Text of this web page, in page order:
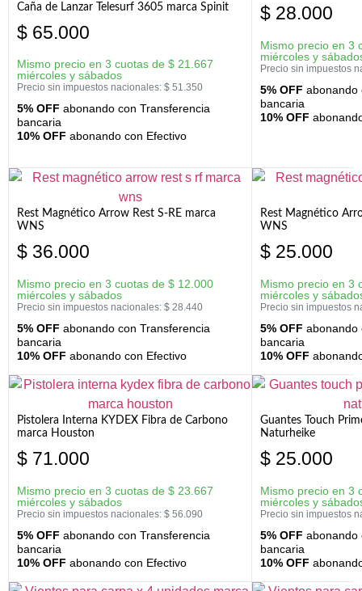
Caña de Lanzar Telesurf 3605 marca Spinit
$ 65.000
Mismo precio en 3 cuotas de $ 21.667
miércoles y sábados
Precio sin impuestos nacionales: $ 51.350
5% OFF abonando con Transferencia
bancaria
10% OFF abonando con Efectivo
$ 28.000
Mismo precio en 3
miércoles y
Precio sin impuestos
5% OFF abonando
bancaria
10% OFF
Rest Magnético Arrow Rest S-RE marca
WNS
$ 36.000
Mismo precio en 3 cuotas de $ 12.000
miércoles y sábados
Precio sin impuestos nacionales: $ 28.440
5% OFF abonando con Transferencia
bancaria
10% OFF abonando con Efectivo
Rest Magnético
WNS
$ 25.000
Mismo precio en 3
miércoles y
Precio sin impuestos
5% OFF abonando
bancaria
10% OFF
Pistolera Interna KYDEX Fibra de Carbono
marca Houston
$ 71.000
Mismo precio en 3 cuotas de $ 23.667
miércoles y sábados
Precio sin impuestos nacionales: $ 56.090
5% OFF abonando con Transferencia
bancaria
10% OFF abonando con Efectivo
Guantes Touch
Naturheike
$ 25.000
Mismo precio en 3
miércoles y
Precio sin impuestos
5% OFF abonando
bancaria
10% OFF